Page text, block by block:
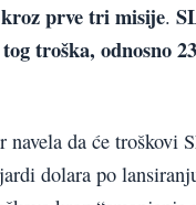
prve tri misije.
troška, odnosno
navela da će troškovi
dolara po